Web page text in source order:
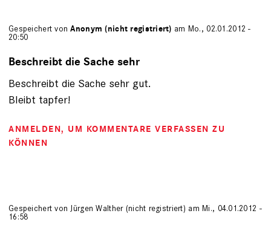
Gespeichert vonAnonym (nicht registriert) am Mo., 02.01.2012 -
20:50
Beschreibt die Sache sehr
Beschreibt die Sache sehr gut.
Bleibt tapfer!
ANMELDEN, UM KOMMENTARE VERFASSEN ZU
KÖNNEN
Gespeichert von Jürgen Walther (nicht registriert) am Mi., 04.01.2012 -
16:58